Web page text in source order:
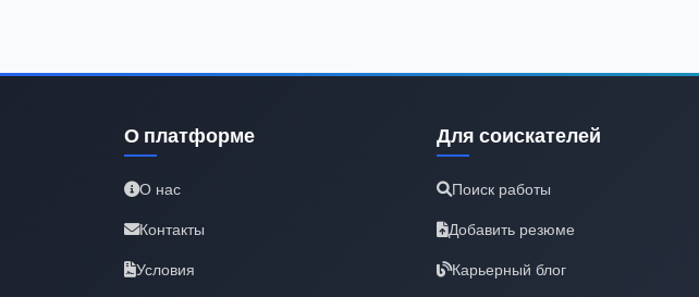
О платформе
О нас
Контакты
Условия
Для соискателей
Поиск работы
Добавить резюме
Карьерный блог